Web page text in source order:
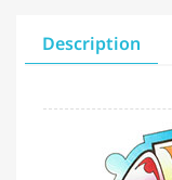
Description